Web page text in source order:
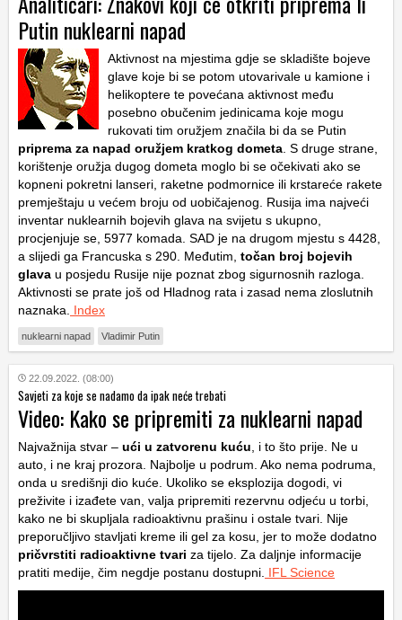
Putin nuklearni napad
Aktivnost na mjestima gdje se skladište bojeve
glave koje bi se potom utovarivale u kamione i
helikoptere te povećana aktivnost među
posebno obučenim jedinicama koje mogu
rukovati tim oružjem značila bi da se Putin
priprema za napad oružjem kratkog dometa . S druge strane,
korištenje oružja dugog dometa moglo bi se očekivati ako se
kopneni pokretni lanseri, raketne podmornice ili krstareće rakete
premještaju u većem broju od uobičajenog. Rusija ima najveći
inventar nuklearnih bojevih glava na svijetu s ukupno,
procjenjuje se, 5977 komada. SAD je na drugom mjestu s 4428,
a slijedi ga Francuska s 290. Međutim, točan broj bojevih
glava u posjedu Rusije nije poznat zbog sigurnosnih razloga.
Aktivnosti se prate još od Hladnog rata i zasad nema zloslutnih
naznaka.
Index
nuklearni napad Vladimir Putin
22.09.2022. (08:00)
Savjeti za koje se nadamo da ipak neće trebati
Video: Kako se pripremiti za nuklearni napad
Najvažnija stvar – ući u zatvorenu kuću , i to što prije. Ne u
auto, i ne kraj prozora. Najbolje u podrum. Ako nema podruma,
onda u središnji dio kuće. Ukoliko se eksplozija dogodi, vi
preživite i izađete van, valja pripremiti rezervnu odjeću u torbi,
kako ne bi skupljala radioaktivnu prašinu i ostale tvari. Nije
preporučljivo stavljati kreme ili gel za kosu, jer to može dodatno
pričvrstiti radioaktivne tvari za tijelo. Za daljnje informacije
pratiti medije, čim negdje postanu dostupni. IFL Science